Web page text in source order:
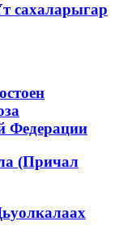
сахаларыгар
Федерации
(Причал